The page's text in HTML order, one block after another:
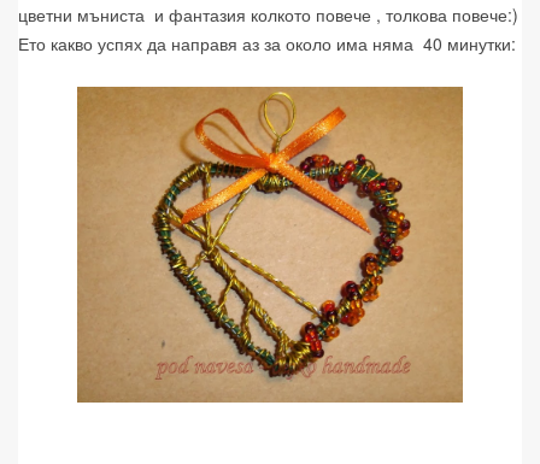
цветни мъниста и фантазия колкото повече , толкова повече:)
Ето какво успях да направя аз за около има няма 40 минутки: